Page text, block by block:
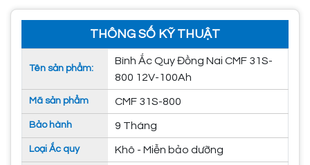
THÔNG SỐ KỸ THUẬT
Tên sản phẩm:
Bình Ắc Quy Đồng Nai CMF 31S-
800 12V-100Ah
Mã sản phẩm CMF 31S-800
Bảo hành 9 Tháng
Loại Ắc quy Khô - Miễn bảo dưỡng